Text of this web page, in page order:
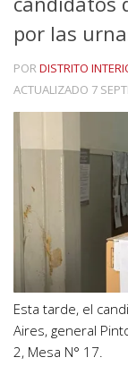
por las
PORDISTRITO
ACTUALIZADO 7
Esta tarde, el
Aires, general
2, Mesa N° 17.